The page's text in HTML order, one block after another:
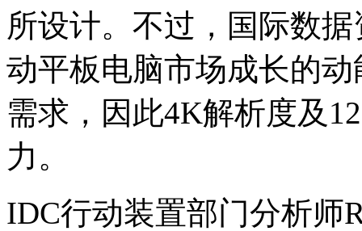
所设计。不过，国际数
动平板电脑市场成长的
需求，因此4K解析度及
力。
IDC行动装置部门分析师